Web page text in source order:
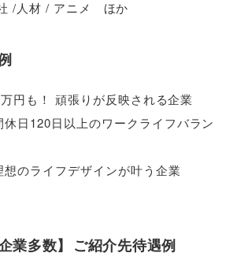
/人材 / アニメ ほか
円も！ 頑張りが反映される企業
日120日以上のワークライフバラン
のライフデザインが叶う企業
業多数】 ご紹介先待遇例